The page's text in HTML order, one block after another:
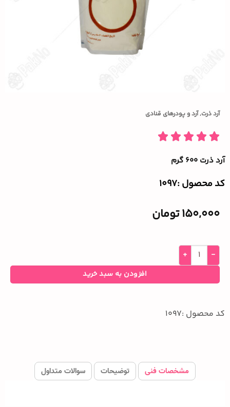
آرد ذرت,آرد و پودرهای قنادی
آرد ذرت ۶۰۰ گرم
کد محصول :‌1097
150,000تومان
افزودن به سبد خرید
کد محصول :1097
مشخصات فنی توضیحات سوالات متداول